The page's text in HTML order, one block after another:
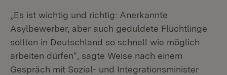
„Es ist wichtig und richtig: Anerkannte
Asylbewerber, aber auch geduldete Flüchtlinge
sollten in Deutschland so schnell wie möglich
arbeiten dürfen“, sagte Weise nach einem
Gespräch mit Sozial- und Integrationsminister